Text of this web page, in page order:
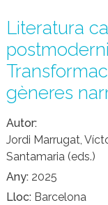
Literatura
gèneres
Autor
Jordi Marrugat,
Santamaria (eds.)
Any 2025
Lloc Barcelona